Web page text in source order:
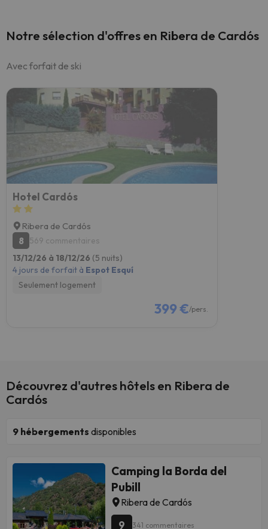
Notre sélection d'offres en Ribera de Cardós
Avec forfait de ski
Hotel Cardós
Ribera de Cardós
8
569 commentaires
13/12/26 à 18/12/26 (5 nuits)
4 jours de forfait à Espot Esquí
Seulement logement
399 €/pers.
Découvrez d'autres hôtels en Ribera de
Cardós
9 hébergements disponibles
Camping la Borda del
Pubill
Ribera de Cardós
9 341 commentaires